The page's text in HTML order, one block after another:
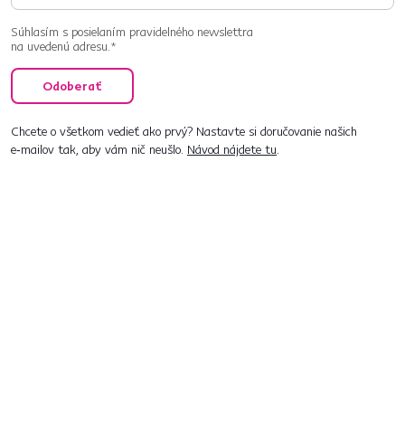
Súhlasím s posielaním pravidelného newslettra
na uvedenú adresu.*
Odoberať
Chcete o všetkom vedieť ako prvý? Nastavte si doručovanie našich
e‑mailov tak, aby vám nič neušlo. Návod nájdete tu.